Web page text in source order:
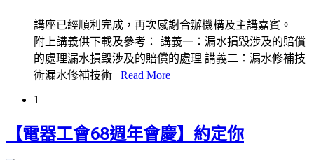
講座已經順利完成，再次感謝合辦機構及主講嘉賓。
附上講義供下載及參考： 講義一：漏水損毀涉及的賠償
的處理漏水損毀涉及的賠償的處理 講義二：漏水修補技
術漏水修補技術 Read More
1
【電器工會68週年會慶】約定你